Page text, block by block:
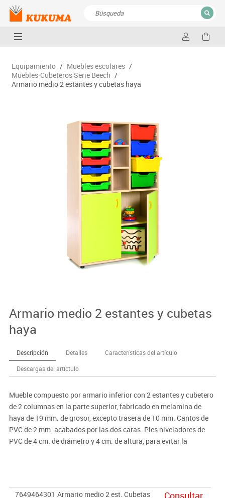
CERRAR
Equipamiento / Muebles escolares /
Muebles·Cubeteros Serie Beech /
Armario medio 2 estantes y cubetas haya
Armario medio 2 estantes y cubetas
haya
Descripción Detalles
Características del artículo
Descargas del artíctulo
Mueble compuesto por armario inferior con 2 estantes y cubetero
de 2 columnas en la parte superior, fabricado en melamina de
haya de 19 mm. de grosor, excepto trasera de 10 mm. Cantos de
PVC de 2 mm. acabados por las dos caras. Pies niveladores de
PVC de 4 cm. de diámetro y 4 cm. de altura, para evitar la
PUERTAS INTERIORES ANTIATRAPAMIENTO DE DEDOS EN SU
7649464301 Armario medio 2 est. Cubetas
Consultar